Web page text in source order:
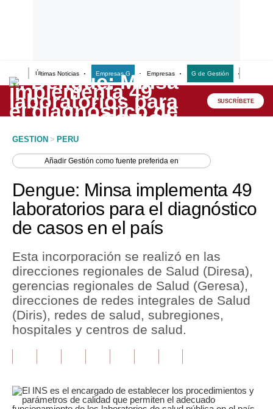
Últimas Noticias Empresas G Empresas G de Gestión
Lo último
Peru Quiosco
Economía
Mercados
Política
Tu Dinero
Finanzas Personales
Opinión
SUSCRÍBETE
GESTION > PERU
AñadirGestión como fuente preferida en
Dengue: Minsa implementa 49
laboratorios para el diagnóstico
de casos en el país
Esta incorporación se realizó en las
direcciones regionales de Salud (Diresa),
gerencias regionales de Salud (Geresa),
direcciones de redes integrales de Salud
(Diris), redes de salud, subregiones,
hospitales y centros de salud.